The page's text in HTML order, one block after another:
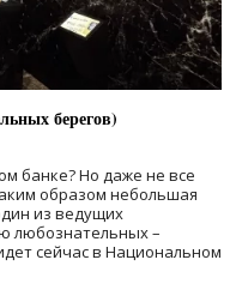
берегов)
банке? Но даже не все
образом небольшая
из ведущих
любознательных –
сейчас в Национальном